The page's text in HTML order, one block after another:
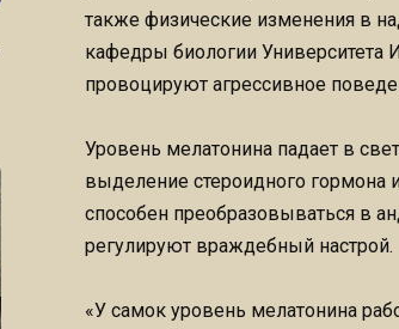
также физические изменения в
кафедры биологии Университета
провоцируют агрессивное
Уровень мелатонина падает в
выделение стероидного гормона
способен преобразовываться в
регулируют враждебный настрой.
«У самок уровень мелатонина